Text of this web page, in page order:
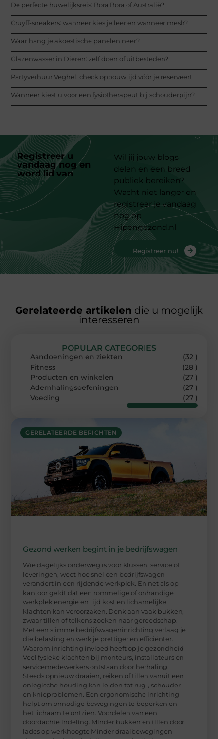
De perfecte huwelijksreis: Bora Bora of Australië?
Cruyff-sneakers: wanneer kies je leer en wanneer mesh?
Waar hang je akoestische panelen neer?
Glazenwasser in Dieren: zelf doen of uitbesteden?
Partyverhuur Veghel: check opbouwtijd vóór je reserveert
Wanneer kiest u voor een fysiotherapeut bij schouderpijn?
Registreer u
vandaag nog en
word lid van
platform
Wil jij jouw blogs
delen en een breed
publiek bereiken?
Wacht niet langer en
registreer je vandaag
nog op
Hipengezond.nl
Registreer nu!
Gerelateerde artikelen die u mogelijk
interesseren
GERELATEERDE BERICHTEN
Gezond werken begint in je bedrijfswagen
Wie dagelijks onderweg is voor klussen, service of
leveringen, weet hoe snel een bedrijfswagen
verandert in een rijdende werkplek. En net als op
kantoor geldt dat een rommelige of onhandige
werkplek energie en tijd kost en lichamelijke
klachten kan veroorzaken. Denk aan vaak bukken,
zwaar tillen of telkens zoeken naar gereedschap.
Met een slimme bedrijfswageninrichting verlaag je
die belasting en werk je prettiger en efficiënter.
Waarom inrichting invloed heeft op je gezondheid
Veel fysieke klachten bij monteurs, installateurs en
servicemedewerkers ontstaan door herhaling.
Steeds opnieuw draaien, reiken of tillen vanuit een
onlogische houding kan leiden tot rug-, schouder-
en knieproblemen. Een ergonomische inrichting
helpt om onnodige bewegingen te beperken en
het lichaam te ontzien. Voordelen van een
doordachte indeling: Minder bukken en tillen door
lades op werkhoogte Minder draaibewegingen
POPULAR CATEGORIES
Aandoeningen en ziekten
(32 )
Fitness
(28 )
Producten en winkelen
(27 )
Ademhalingsoefeningen
(27 )
Voeding
(27 )